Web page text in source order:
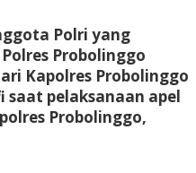
Polri yang
Probolinggo
Kapolres Probolinggo
saat pelaksanaan apel
Probolinggo,